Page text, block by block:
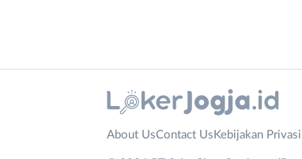
About UsContact Us Kebijakan Privasi